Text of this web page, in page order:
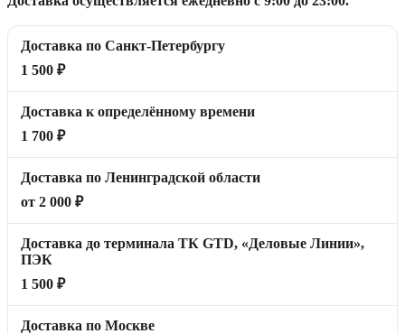
Доставка по Санкт-Петербургу
1 500 ₽
Доставка к определённому времени
1 700 ₽
Доставка по Ленинградской области
от 2 000 ₽
Доставка до терминала ТК GTD, «Деловые Линии»,
ПЭК
1 500 ₽
Доставка по Москве